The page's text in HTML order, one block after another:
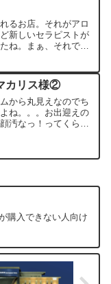
るお店。それがアロ
新しいセラピストが
ね。まぁ、それでも
フリーで入ってもシ
かいない...
カリス様②
から丸見えなのでち
ね。。。お出迎えの
汚なっ！ってくらい
います。（今度から
購入できない人向け